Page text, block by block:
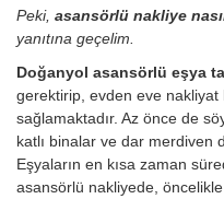
Peki, asansörlü nakliye
yanıtına geçelim.
Doğanyol asansörlü eşya
gerektirip, evden eve nakliyat
sağlamaktadır. Az önce de
katlı binalar ve dar merdiven
Eşyaların en kısa zaman
asansörlü nakliyede,